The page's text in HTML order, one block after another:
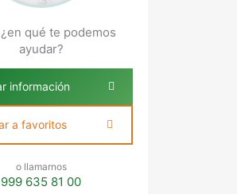
¿en qué te podemos
ayudar?
información
a favoritos
o llamarnos
999 635 81 00